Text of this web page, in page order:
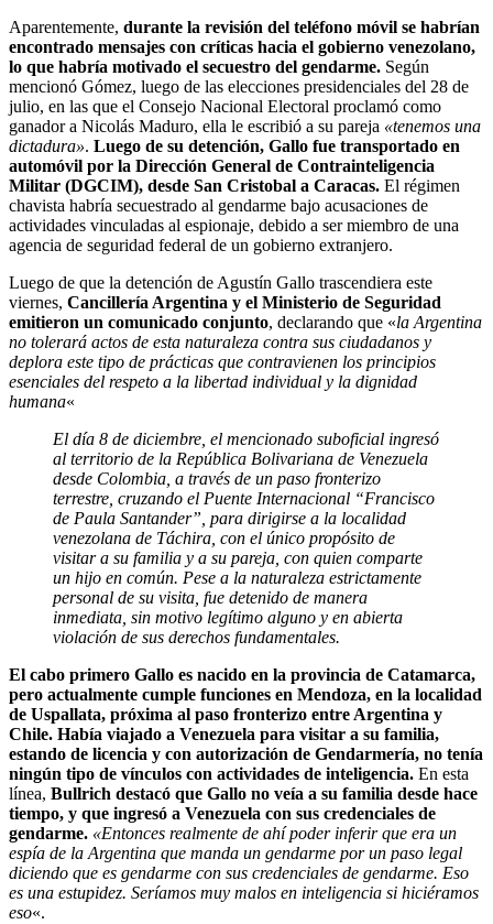
Aparentemente, durante la revisión del teléfono móvil se habrían
encontrado mensajes con críticas hacia el gobierno venezolano,
lo que habría motivado el secuestro del gendarme. Según
mencionó Gómez, luego de las elecciones presidenciales del 28 de
julio, en las que el Consejo Nacional Electoral proclamó como
ganador a Nicolás Maduro, ella le escribió a su pareja «tenemos una
dictadura». Luego de su detención, Gallo fue transportado en
automóvil por la Dirección General de Contrainteligencia
Militar (DGCIM), desde San Cristobal a Caracas. El régimen
chavista habría secuestrado al gendarme bajo acusaciones de
actividades vinculadas al espionaje, debido a ser miembro de una
agencia de seguridad federal de un gobierno extranjero.
Luego de que la detención de Agustín Gallo trascendiera este
viernes, Cancillería Argentina y el Ministerio de Seguridad
emitieron un comunicado conjunto, declarando que «la Argentina
no tolerará actos de esta naturaleza contra sus ciudadanos y
deplora este tipo de prácticas que contravienen los principios
esenciales del respeto a la libertad individual y la dignidad
humana«
El día 8 de diciembre, el mencionado suboficial ingresó
al territorio de la República Bolivariana de Venezuela
desde Colombia, a través de un paso fronterizo
terrestre, cruzando el Puente Internacional “Francisco
de Paula Santander”, para dirigirse a la localidad
venezolana de Táchira, con el único propósito de
visitar a su familia y a su pareja, con quien comparte
un hijo en común. Pese a la naturaleza estrictamente
personal de su visita, fue detenido de manera
inmediata, sin motivo legítimo alguno y en abierta
violación de sus derechos fundamentales.
El cabo primero Gallo es nacido en la provincia de Catamarca,
pero actualmente cumple funciones en Mendoza, en la localidad
de Uspallata, próxima al paso fronterizo entre Argentina y
Chile. Había viajado a Venezuela para visitar a su familia,
estando de licencia y con autorización de Gendarmería, no tenía
ningún tipo de vínculos con actividades de inteligencia. En esta
línea, Bullrich destacó que Gallo no veía a su familia desde hace
tiempo, y que ingresó a Venezuela con sus credenciales de
gendarme. «Entonces realmente de ahí poder inferir que era un
espía de la Argentina que manda un gendarme por un paso legal
diciendo que es gendarme con sus credenciales de gendarme. Eso
es una estupidez. Seríamos muy malos en inteligencia si hiciéramos
eso«.